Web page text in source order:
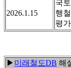
2026.1.15
국
행
평
▶ 미래철도DB 해